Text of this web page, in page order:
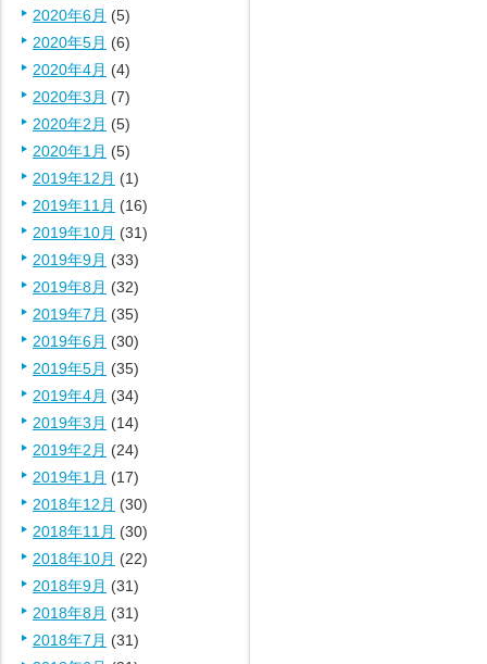
2020年6月 (5)
2020年5月 (6)
2020年4月 (4)
2020年3月 (7)
2020年2月 (5)
2020年1月 (5)
2019年12月 (1)
2019年11月 (16)
2019年10月 (31)
2019年9月 (33)
2019年8月 (32)
2019年7月 (35)
2019年6月 (30)
2019年5月 (35)
2019年4月 (34)
2019年3月 (14)
2019年2月 (24)
2019年1月 (17)
2018年12月 (30)
2018年11月 (30)
2018年10月 (22)
2018年9月 (31)
2018年8月 (31)
2018年7月 (31)